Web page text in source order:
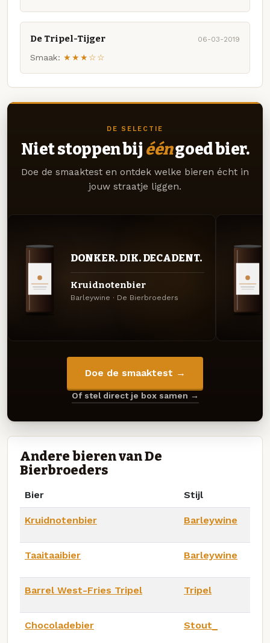
De Tripel-Tijger 06-03-2019
Smaak: ★★★☆☆
DE SELECTIE
Niet stoppen bij ééngoed bier.
Doe de smaaktest en ontdek welke bieren écht in
jouw straatje liggen.
DONKER. DIK. DECADENT.
Kruidnotenbier
Barleywine · De Bierbroeders
Doe de smaaktest →
Of stel direct je box samen →
Andere bieren van De
Bierbroeders
Bier Stijl
Kruidnotenbier Barleywine
Taaitaaibier Barleywine
Barrel West-Fries Tripel Tripel
Chocoladebier Stout_